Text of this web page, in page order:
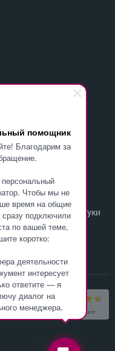
помощник
Благодарим за
Чтобы мы не
время на общие
подключили
по вашей теме,
коротко:
деятельности
интересует
ответите — я
диалог на
менеджера.
образования и науки